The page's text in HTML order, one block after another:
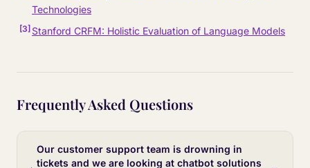
Technologies
[3] Stanford CRFM: Holistic Evaluation of Language Models
Frequently Asked Questions
Our customer support team is drowning in
tickets and we are looking at chatbot solutions